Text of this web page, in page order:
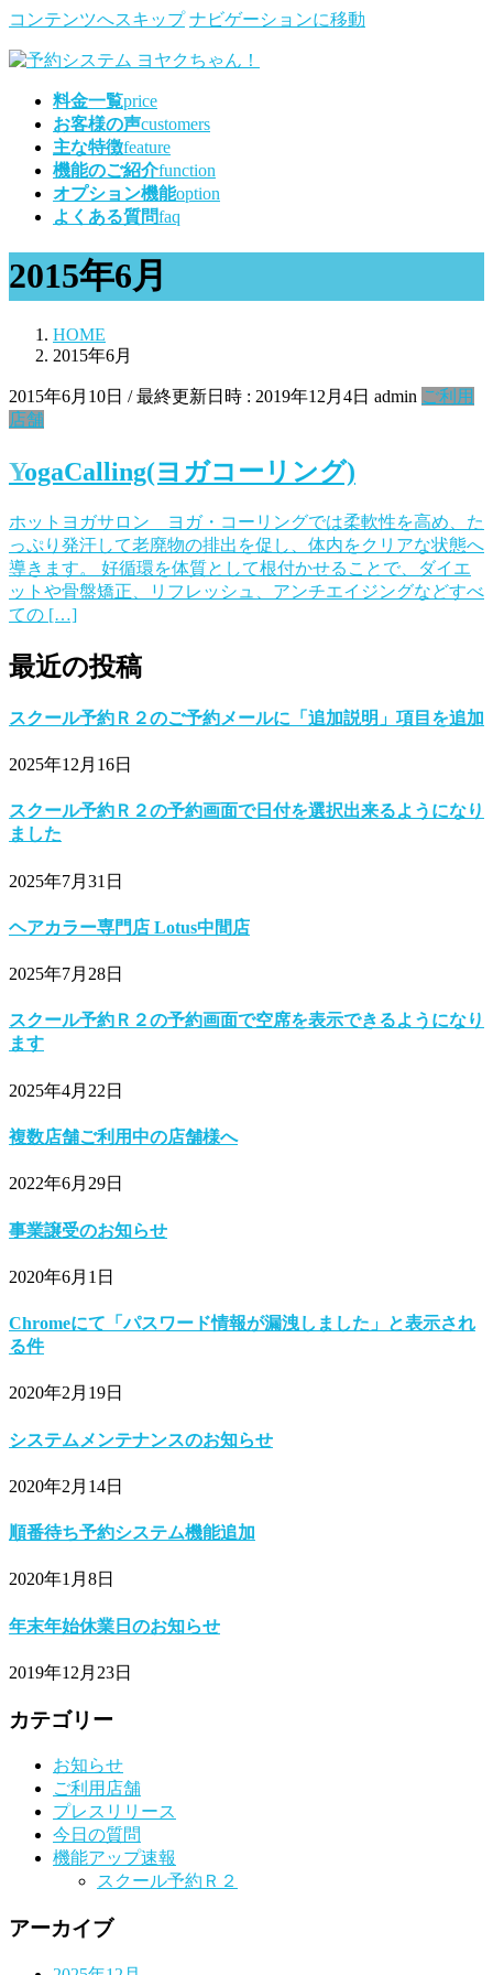
コンテンツへスキップ ナビゲーションに移動
料金一覧price
お客様の声customers
主な特徴feature
機能のご紹介function
オプション機能option
よくある質問faq
2015年6月
HOME
2015年6月
2015年6月10日 / 最終更新日時 : 2019年12月4日 admin ご利用
店舗
YogaCalling(ヨガコーリング)
ホットヨガサロン ヨガ・コーリングでは柔軟性を高め、た
っぷり発汗して老廃物の排出を促し、体内をクリアな状態へ
導きます。 好循環を体質として根付かせることで、ダイエ
ットや骨盤矯正、リフレッシュ、アンチエイジングなどすべ
ての […]
最近の投稿
スクール予約Ｒ２のご予約メールに「追加説明」項目を追加
2025年12月16日
スクール予約Ｒ２の予約画面で日付を選択出来るようになり
ました
2025年7月31日
ヘアカラー専門店 Lotus中間店
2025年7月28日
スクール予約Ｒ２の予約画面で空席を表示できるようになり
ます
2025年4月22日
複数店舗ご利用中の店舗様へ
2022年6月29日
事業譲受のお知らせ
2020年6月1日
Chromeにて「パスワード情報が漏洩しました」と表示され
る件
2020年2月19日
システムメンテナンスのお知らせ
2020年2月14日
順番待ち予約システム機能追加
2020年1月8日
年末年始休業日のお知らせ
2019年12月23日
カテゴリー
お知らせ
ご利用店舗
プレスリリース
今日の質問
機能アップ速報
スクール予約Ｒ２
アーカイブ